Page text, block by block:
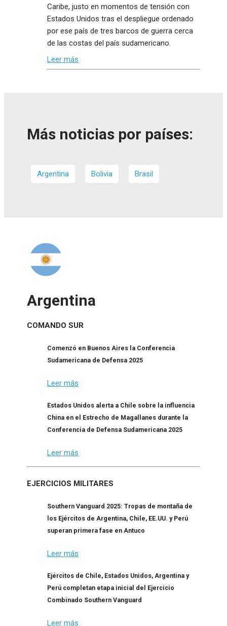
Caribe, justo en momentos de tensión con
Estados Unidos tras el despliegue ordenado
por ese país de tres barcos de guerra cerca
de las costas del país sudamericano.
Leer más
Más noticias por países:
Argentina Bolivia Brasil
Argentina
COMANDO SUR
Comenzó en Buenos Aires la Conferencia
Sudamericana de Defensa 2025
Leer más
Estados Unidos alerta a Chile sobre la influencia
China en el Estrecho de Magallanes durante la
Conferencia de Defensa Sudamericana 2025
Leer más
EJERCICIOS MILITARES
Southern Vanguard 2025: Tropas de montaña de
los Ejércitos de Argentina, Chile, EE.UU. y Perú
superan primera fase en Antuco
Leer más
Ejércitos de Chile, Estados Unidos, Argentina y
Perú completan etapa inicial del Ejercicio
Combinado Southern Vanguard
Leer más